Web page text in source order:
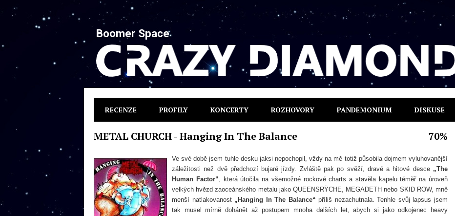
Boomer Space
RECENZE PROFILY KONCERTY ROZHOVORY PANDEMONIUM DISKUSE
METAL CHURCH - Hanging In The Balance 70%
Ve své době jsem tuhle desku jaksi nepochopil, vždy na mě totiž působila dojmem vyluhovanější
záležitosti než dvě předchozí bujaré jízdy. Zvláště pak po svěží, dravé a hitové desce „The
Human Factor“, která útočila na všemožné rockové charts a stavěla kapelu téměř na úroveň
velkých hvězd zaoceánského metalu jako QUEENSRŸCHE, MEGADETH nebo SKID ROW, mně
menší natlakovanost „Hanging In The Balance“ příliš nezachutnala. Tenhle svůj lapsus jsem
tak musel mírně dohánět až postupem mnoha dalších let, abych si jako odkojenec heavy